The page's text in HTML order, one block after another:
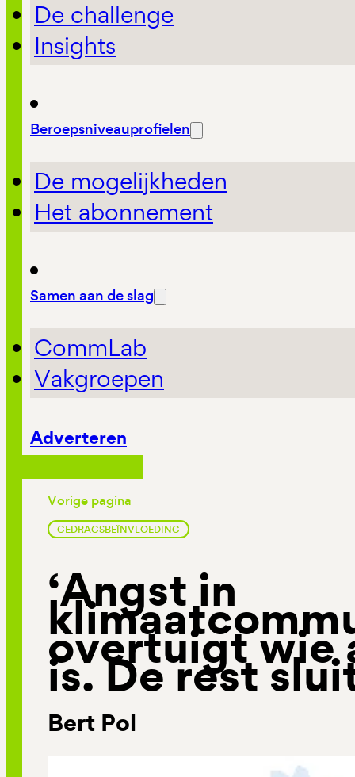
De challenge
Insights
Beroepsniveauprofielen
De mogelijkheden
Het abonnement
Samen aan de slag
CommLab
Vakgroepen
Adverteren
Vorige pagina
GEDRAGSBEÏNVLOEDING
‘Angst in
overtuigt wie
is. De rest
Bert Pol